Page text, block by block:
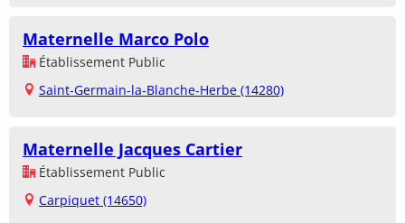
Maternelle Marco Polo
Établissement Public
Saint-Germain-la-Blanche-Herbe (14280)
Maternelle Jacques Cartier
Établissement Public
Carpiquet (14650)